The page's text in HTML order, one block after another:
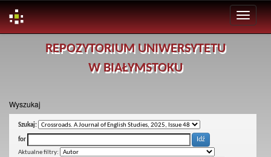
REPOZYTORIUM UNIWERSYTETU
W BIAŁYMSTOKU
Wyszukaj
Szukaj:
for
Aktualne filtry: